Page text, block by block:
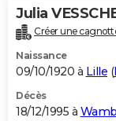
Julia
Créer une
Naissance
09/10/1920 à Lille (
Décès
18/12/1995 à